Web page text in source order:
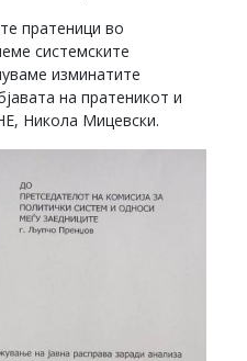
пратеници во
системските
изминатите
на пратеникот и
Никола Мицевски.